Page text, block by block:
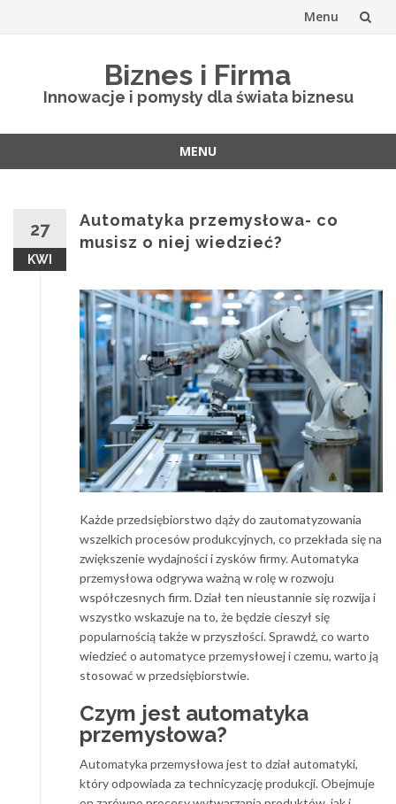
Menu
Biznes i Firma
Innowacje i pomysły dla świata biznesu
MENU
27
KWI
Automatyka przemysłowa- co
musisz o niej wiedzieć?
Każde przedsiębiorstwo dąży do zautomatyzowania
wszelkich procesów produkcyjnych, co przekłada się na
zwiększenie wydajności i zysków firmy. Automatyka
przemysłowa odgrywa ważną w rolę w rozwoju
współczesnych firm. Dział ten nieustannie się rozwija i
wszystko wskazuje na to, że będzie cieszył się
popularnością także w przyszłości. Sprawdź, co warto
wiedzieć o automatyce przemysłowej i czemu, warto ją
stosować w przedsiębiorstwie.
Czym jest automatyka
przemysłowa?
Automatyka przemysłowa jest to dział automatyki,
który odpowiada za technicyzację produkcji. Obejmuje